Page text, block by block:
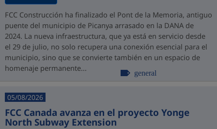
FCC Construcción ha finalizado el Pont de la Memoria, antiguo
puente del municipio de Picanya arrasado en la DANA de
2024. La nueva infraestructura, que ya está en servicio desde
el 29 de julio, no solo recupera una conexión esencial para el
municipio, sino que se convierte también en un espacio de
homenaje permanente...
general
05/08/2026
FCC Canada avanza en el proyecto Yonge
North Subway Extension